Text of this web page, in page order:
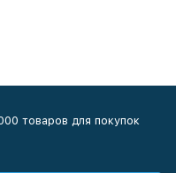
товаров для покупок